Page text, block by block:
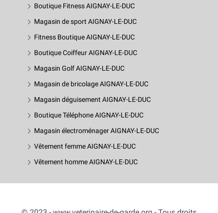
Boutique Fitness AIGNAY-LE-DUC
Magasin de sport AIGNAY-LE-DUC
Fitness Boutique AIGNAY-LE-DUC
Boutique Coiffeur AIGNAY-LE-DUC
Magasin Golf AIGNAY-LE-DUC
Magasin de bricolage AIGNAY-LE-DUC
Magasin déguisement AIGNAY-LE-DUC
Boutique Téléphone AIGNAY-LE-DUC
Magasin électroménager AIGNAY-LE-DUC
Vêtement femme AIGNAY-LE-DUC
Vêtement homme AIGNAY-LE-DUC